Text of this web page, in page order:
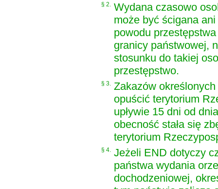
§ 2.
Wydana czasowo
może być ścigana
powodu
granicy państwowej,
stosunku do takiej
przestępstwo.
§ 3.
Zakazów
opuścić terytorium
upływie 15 dni od
obecność stała się
terytorium
§ 4.
Jeżeli END dotyczy
państwa wydania
dochodzeniowej,